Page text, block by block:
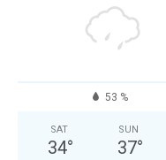
53 %
SAT
34°
SUN
37°